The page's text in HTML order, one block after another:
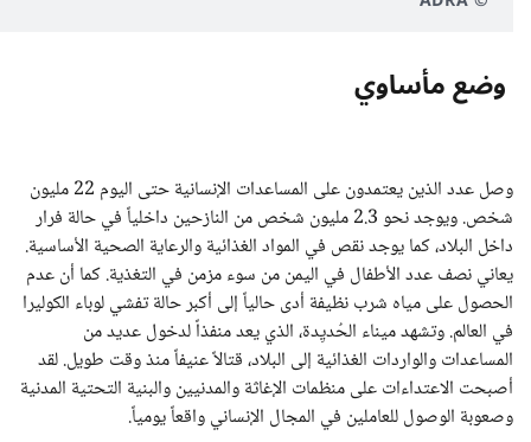
وضع مأساوي
وصل عدد الذين يعتمدون على المساعدات الإنسانية حتى اليوم 22 مليون
شخص. ويوجد نحو 2.3 مليون شخص من النازحين داخلياً في حالة فرار
داخل البلاد، كما يوجد نقص في المواد الغذائية والرعاية الصحية الأساسية.
يعاني نصف عدد الأطفال في اليمن من سوء مزمن في التغذية. كما أن عدم
الحصول على مياه شرب نظيفة أدى حالياً إلى أكبر حالة تفشي لوباء الكوليرا
في العالم. وتشهد ميناء الحُديِدة، الذي يعد منفذاً لدخول عديد من
المساعدات والواردات الغذائية إلى البلاد، قتالاً عنيفاً منذ وقت طويل. لقد
أصبحت الاعتداءات على منظمات الإغاثة والمدنيين والبنية التحتية المدنية
وصعوبة الوصول للعاملين في المجال الإنساني واقعاً يومياً.